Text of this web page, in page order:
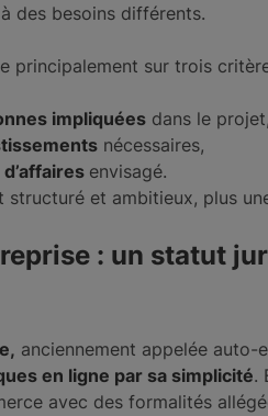
des besoins différents.
principalement sur trois
impliquées dans le projet,
nécessaires,
envisagé.
structuré et ambitieux, plus
: un statut
anciennement appelée auto-
en ligne par sa simplicité.
avec des formalités